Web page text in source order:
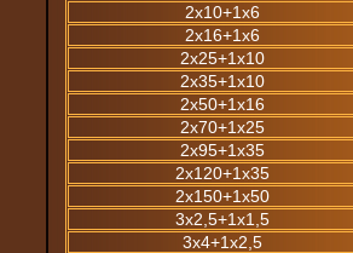
2х10+1х6
2х16+1х6
2х25+1х10
2х35+1х10
2х50+1х16
2х70+1х25
2х95+1х35
2х120+1х35
2х150+1х50
3х2,5+1х1,5
3х4+1х2,5